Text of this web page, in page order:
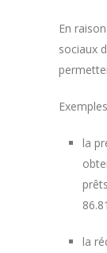
En
sociaux
la
la